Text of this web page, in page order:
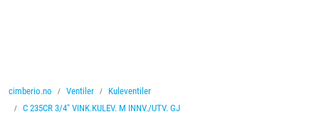
cimberio.no Ventiler
Kuleventiler
C 235CR 3/4" VINK.KULEV. M INNV./UTV. GJ
Vannbehandling